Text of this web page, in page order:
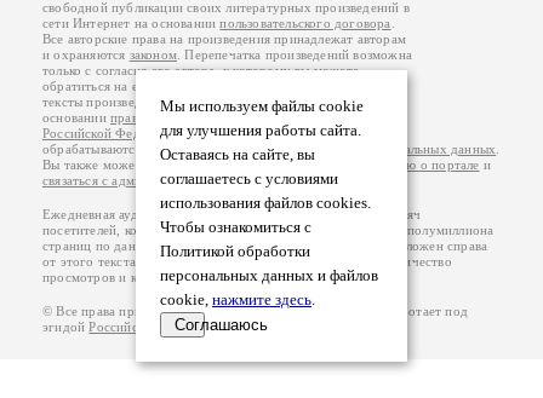
Мы используем файлы cookie
для улучшения работы сайта.
Оставаясь на сайте, вы
соглашаетесь с условиями
использования файлов cookies.
Чтобы ознакомиться с
Политикой обработки
персональных данных и файлов
cookie, нажмите здесь.
Соглашаюсь
свободной публикации своих литературных произведений в
сети Интернет на основаниипользовательского договора
Все авторские права на произведения принадлежат авторам
и охраняются законом . Перепечатка произведений возможна
только с согласия его автора, к которому вы можете
обратиться на его авторской странице. Ответственность за
тексты произведений авторы несут самостоятельно на
основанииправил публикации изаконодательства
Российской Федерации . Данные пользователей
обрабатываются на основании
Политики обработки персональных данных
Вы также можете посмотреть более подробную
информацию о портале и
связаться с администрацией.
Ежедневная аудитория портала Проза.ру – порядка 100 тысяч
посетителей, которые в общей сумме просматривают более полумиллиона
страниц по данным счетчика посещаемости, который расположен справа
от этого текста. В каждой графе указано по две цифры: количество
просмотров и количество посетителей.
© Все права принадлежат авторам, 2000-2026. Портал работает под
эгидойРоссийского союза писателей.